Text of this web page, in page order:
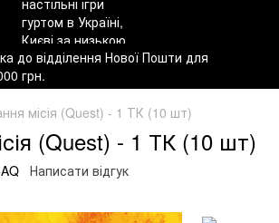
до відділення Нової Пошти для
грн.
місія (Quest) - 1 ТК (10 шт)
(Quest) - 1 ТК (10 шт)
Написати відгук